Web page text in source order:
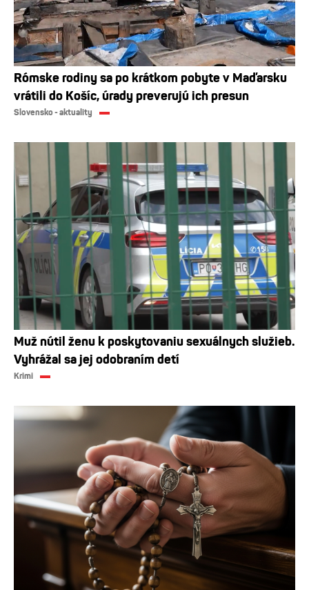
Rómske rodiny sa po krátkom pobyte v Maďarsku
vrátili do Košíc, úrady preverujú ich presun
Slovensko - aktuality
Muž nútil ženu k poskytovaniu sexuálnych služieb.
Vyhrážal sa jej odobraním detí
Krimi